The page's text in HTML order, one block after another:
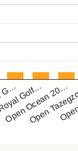
Golf…
Open Ocean 20…
Open